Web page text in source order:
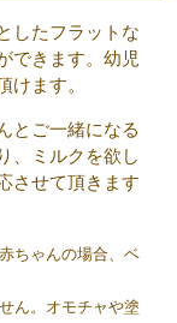
したフラットな
できます。幼児
けます。
とご一緒になる
、ミルクを欲し
させて頂きます
ちゃんの場合、ベ
ん。オモチャや塗